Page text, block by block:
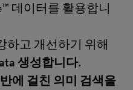
데이터를 활용합니
하고 개선하기 위해
생성합니다.
에 걸친 의미 검색을